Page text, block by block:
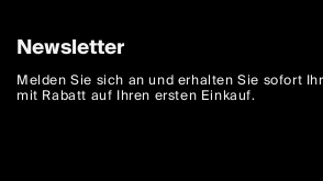
Newsletter
Melden Sie sich an und erhalten Sie sofort
mit Rabatt auf Ihren ersten Einkauf.